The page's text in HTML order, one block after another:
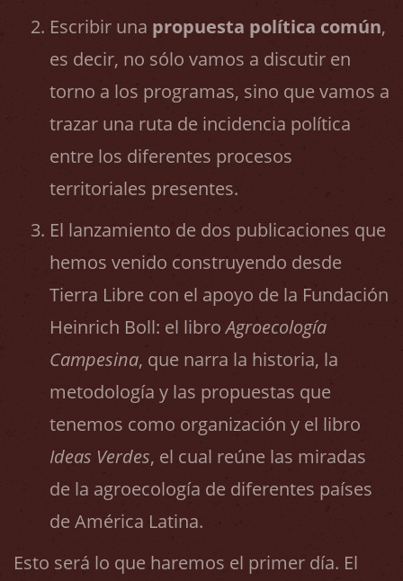
Escribir una propuesta política común,
es decir, no sólo vamos a discutir en
torno a los programas, sino que vamos a
trazar una ruta de incidencia política
entre los diferentes procesos
territoriales presentes.
El lanzamiento de dos publicaciones que
hemos venido construyendo desde
Tierra Libre con el apoyo de la Fundación
Heinrich Boll: el libroAgroecología
Campesina, que narra la historia, la
metodología y las propuestas que
tenemos como organización y el libro
Ideas Verdes, el cual reúne las miradas
de la agroecología de diferentes países
de América Latina.
Esto será lo que haremos el primer día. El